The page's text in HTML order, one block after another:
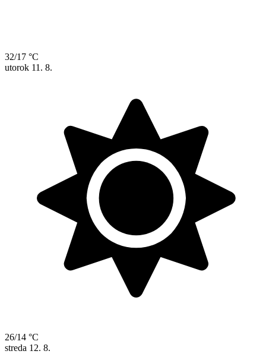
32/17 °C
utorok 11. 8.
26/14 °C
streda 12. 8.